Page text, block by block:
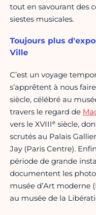
tout en savourant des
siestes musicales.
Toujours plus
Ville
C’est un voyage
s’apprêtent à nous
siècle, célébré au
travers le regard de
vers le XVIIIe siècle,
scrutés au Palais
Jay (Paris Centre).
période de grande
documentent les
musée d’Art moderne
au musée de la